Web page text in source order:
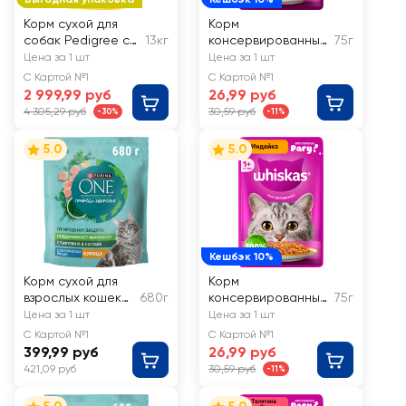
Корм сухой для
собак Pedigree с
говядиной
13кг
Цена за 1 шт
С Картой №1
2 999,99 руб
4 305,29 руб -30%
Корм
консервированный
для взрослых кошек
WHISKAS рагу с
курицей 7+
75г
Цена за 1 шт
С Картой №1
26,99 руб
30,59 руб -11%
5.0
Корм сухой для
взрослых кошек
PURINA ONE
Природа здоровья
со спирулиной, с
высоким
содержанием
курицы
680г
Цена за 1 шт
С Картой №1
399,99 руб
421,09 руб
Кешбэк 10%
5.0
Корм
консервированный
для кошек WHISKAS
Индейка, рагу
75г
Цена за 1 шт
С Картой №1
26,99 руб
30,59 руб -11%